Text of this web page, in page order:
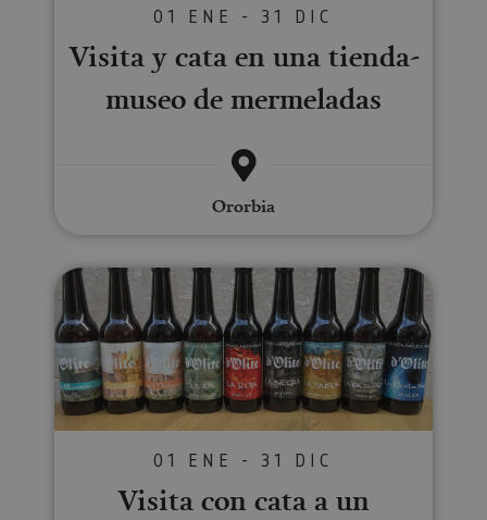
01 ENE - 31 DIC
Visita y cata en una tienda-
museo de mermeladas
Ororbia
Visita con cata a un obrador de
01 ENE - 31 DIC
Visita con cata a un